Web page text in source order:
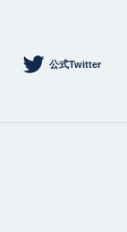
公式Twitter